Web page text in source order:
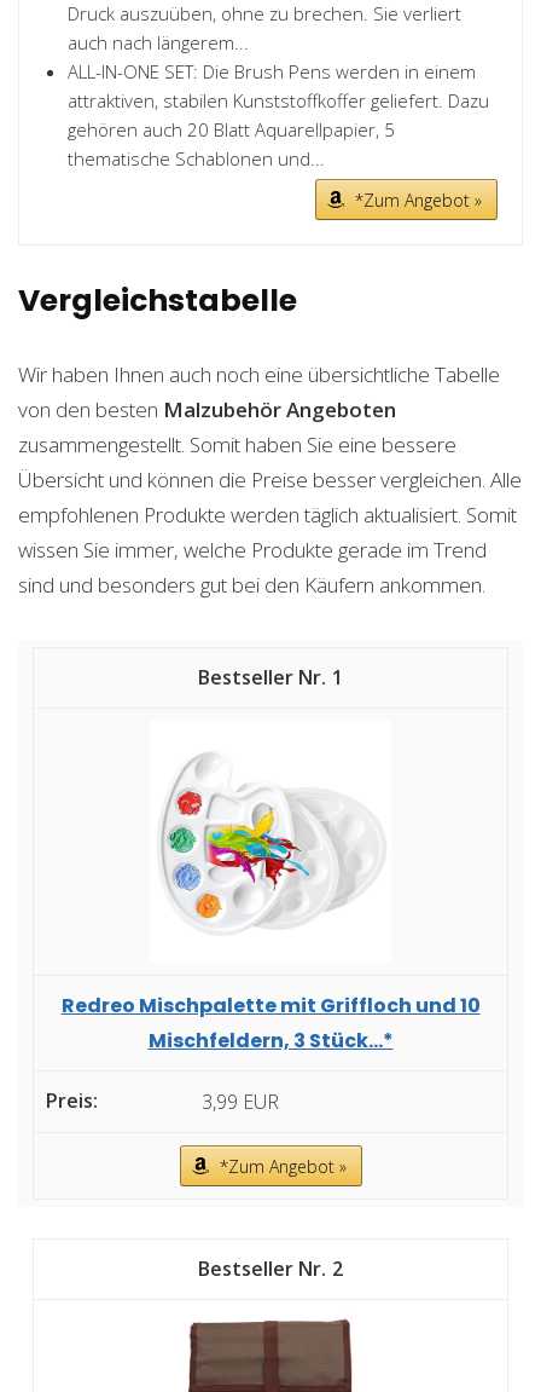
Druck auszuüben, ohne zu brechen. Sie verliert
auch nach längerem...
ALL-IN-ONE SET: Die Brush Pens werden in einem
attraktiven, stabilen Kunststoffkoffer geliefert. Dazu
gehören auch 20 Blatt Aquarellpapier, 5
thematische Schablonen und...
*Zum Angebot »
Vergleichstabelle
Wir haben Ihnen auch noch eine übersichtliche Tabelle
von den besten MalzubehörAngeboten
zusammengestellt. Somit haben Sie eine bessere
Übersicht und können die Preise besser vergleichen. Alle
empfohlenen Produkte werden täglich aktualisiert. Somit
wissen Sie immer, welche Produkte gerade im Trend
sind und besonders gut bei den Käufern ankommen.
1
Redreo Mischpalette mit Griffloch und 10
Mischfeldern, 3 Stück...*
3,99 EUR
*Zum Angebot »
2